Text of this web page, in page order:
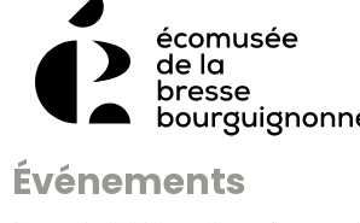
content
Événements